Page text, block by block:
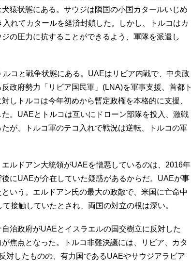
猿状態にある。サウジは隣国の小国カタールいじめ
れてカタールを経済封鎖した。しかし、トルコはカ
の圧力に抗することができるよう、軍隊を派遣し
コと戦争状態にある。UAEはリビア内戦で、中央政
政府勢力「リビア国民軍」(LNA)を軍事支援、首都ト
しトルコは今年初めから暫定政権を本格的に支援、
。UAEとトルコは互いにドローン部隊を投入、激戦
が、トルコ軍のテコ入れで戦況は逆転、トルコの軍
ルドアン大統領がUAEを憎悪しているのは、2016年
にUAEが介在していた疑惑があるからだ。UAEが事
いう。エルドアン氏の最大の政敵で、米国に亡命中
接触していたとされ、両国の対立の根は深い。
治政府がUAEとイスラエルの国交樹立に反対した
焦点となった。トルコ非難決議には、リビア、カタ
対したものの、有力国であるUAEやサウジアラビア